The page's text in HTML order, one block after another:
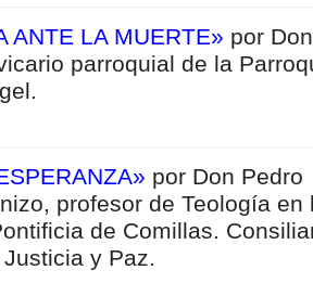
ANTE LA MUERTE» por
parroquial de la
por Don Pedro
profesor de Teología en
de Comillas.
y Paz.